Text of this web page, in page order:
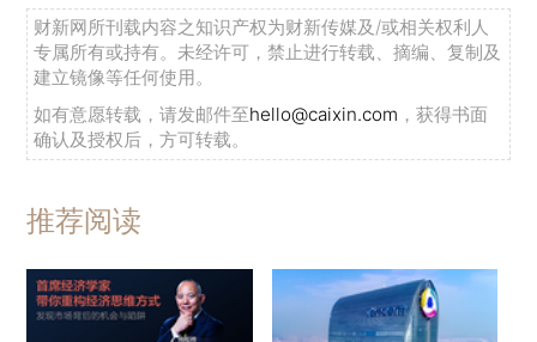
财新网所刊载内容之知识产权为财新传媒及/或相关权利人
专属所有或持有。未经许可，禁止进行转载、摘编、复制及
建立镜像等任何使用。
如有意愿转载，请发邮件至hello@caixin.com ，获得书面
确认及授权后，方可转载。
推荐阅读